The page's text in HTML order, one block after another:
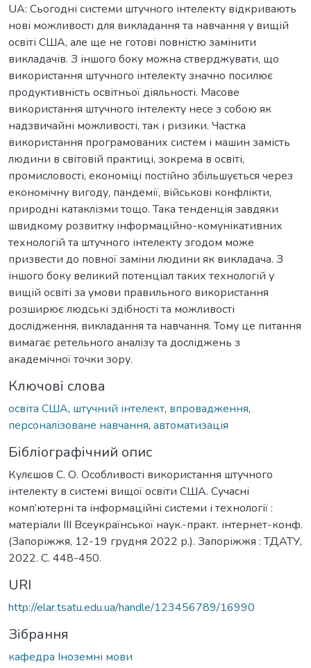
UA: Сьогодні системи штучного інтелекту відкривають
нові можливості для викладання та навчання у вищій
освіті США, але ще не готові повністю замінити
викладачів. З іншого боку можна стверджувати, що
використання штучного інтелекту значно посилює
продуктивність освітньої діяльності. Масове
використання штучного інтелекту несе з собою як
надзвичайні можливості, так і ризики. Частка
використання програмованих систем і машин замість
людини в світовій практиці, зокрема в освіті,
промисловості, економіці постійно збільшується через
економічну вигоду, пандемії, військові конфлікти,
природні катаклізми тощо. Така тенденція завдяки
швидкому розвитку інформаційно-комунікативних
технологій та штучного інтелекту згодом може
призвести до повної заміни людини як викладача. З
іншого боку великий потенціал таких технологій у
вищій освіті за умови правильного використання
розширює людські здібності та можливості
дослідження, викладання та навчання. Тому це питання
вимагає ретельного аналізу та досліджень з
академічної точки зору.
Ключові слова
освіта США, штучний інтелект, впровадження,
персоналізоване навчання, автоматизація
Бібліографічний опис
Кулєшов С. О. Особливості використання штучного
інтелекту в системі вищої освіти США. Сучасні
комп’ютерні та інформаційні системи і технології :
матеріали ІІІ Всеукраїнської наук.-практ. інтернет-конф.
(Запоріжжя, 12-19 грудня 2022 р.). Запоріжжя : ТДАТУ,
2022. С. 448-450.
URI
http://elar.tsatu.edu.ua/handle/123456789/16990
Зібрання
кафедра Іноземні мови